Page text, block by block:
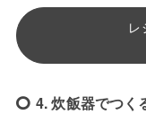
4. 炊飯器でつく